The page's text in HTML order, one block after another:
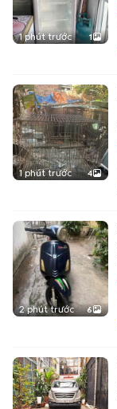
1 phút trước 1
1 phút trước 4
2 phút trước 6